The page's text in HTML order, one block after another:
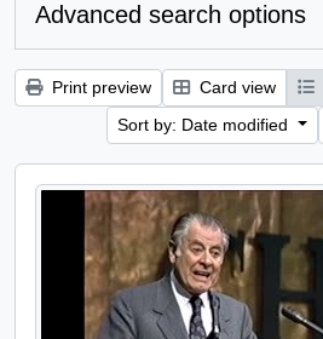
Advanced search options
Print preview Card view
Sort by: Date modified